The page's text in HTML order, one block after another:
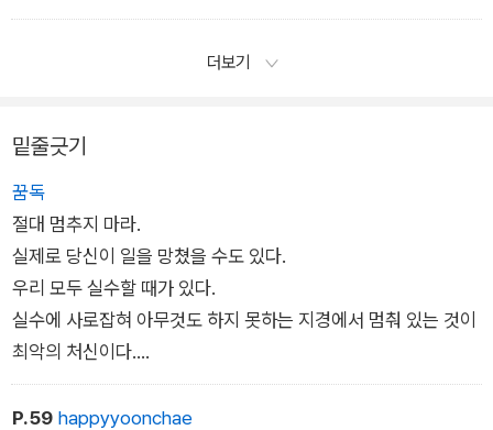
- <동기부여는 셀프다> 중
로 결심한 것이 다. 실패로 인한 실망을 피하려고 안전한 선택지
로만 가려는 경향을 경계 하라. 도전하지 않는다면 결코 게임의
더보기
밑줄긋기
꿈독
절대 멈추지 마라.
실제로 당신이 일을 망쳤을 수도 있다.
우리 모두 실수할 때가 있다.
실수에 사로잡혀 아무것도 하지 못하는 지경에서 멈춰 있는 것이
최악의 처신이다.
당신이 움직이고 있다면 방향을 재조정할 수 있다.
앞으로 나아가라. 결국 목적지에 도달할 수 있다. (179p)
P.59 happyyoonchae